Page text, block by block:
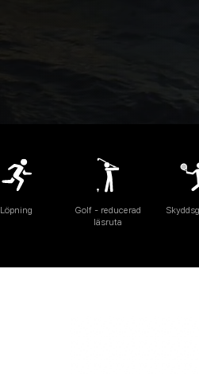
Löpning
Golf - reducerad
läsruta